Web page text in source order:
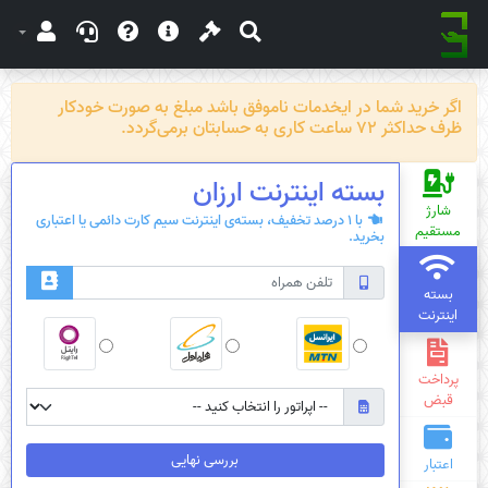
اگر خرید شما در ایخدمات ناموفق باشد مبلغ به صورت خودکار
ظرف حداکثر 72 ساعت کاری به حسابتان برمی‌گردد.
شارژ
مستقیم
بسته
اینترنت
پرداخت
قبض
اعتبار
بسته‌ اینترنت ارزان
با 1 درصد تخفیف، بسته‌ی اینترنت سیم کارت دائمی یا اعتباری
بخرید.
بررسی نهایی